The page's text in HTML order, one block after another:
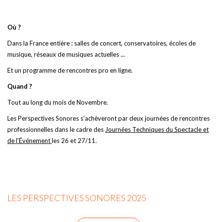
Où ?
Dans la France entière : salles de concert, conservatoires, écoles de
musique, réseaux de musiques actuelles ...
Et un programme de rencontres pro en ligne.
Quand ?
Tout au long du mois de Novembre.
Les Perspectives Sonores s'achèveront par deux journées de rencontres
professionnelles dans le cadre des Journées Techniques du Spectacle et
de l'Événementles 26 et 27/11.
LES PERSPECTIVES SONORES 2025